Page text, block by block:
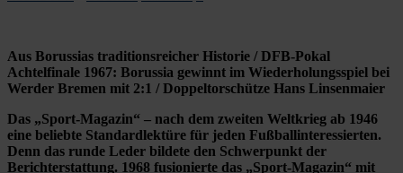
Aus Borussias traditionsreicher Historie / DFB-Pokal
Achtelfinale 1967: Borussia gewinnt im Wiederholungsspiel bei
Werder Bremen mit 2:1 / Doppeltorschütze Hans Linsenmaier
Das „Sport-Magazin“ – nach dem zweiten Weltkrieg ab 1946
eine beliebte Standardlektüre für jeden Fußballinteressierten.
Denn das runde Leder bildete den Schwerpunkt der
Berichterstattung. 1968 fusionierte das „Sport-Magazin“ mit